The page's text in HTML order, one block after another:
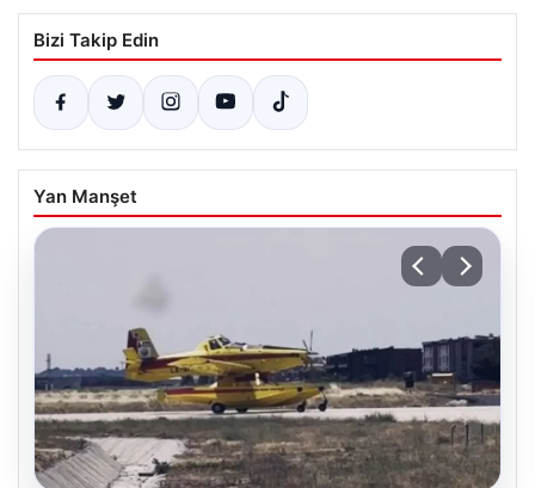
Bizi Takip Edin
Yan Manşet